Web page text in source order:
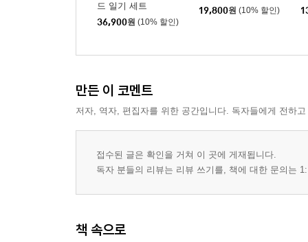
드 일기 세트
36,900원 (10% 할인)
19,800원 (10% 할인)
만든 이 코멘트
저자, 역자, 편집자를 위한 공간입니다. 독자들에게 전하
접수된 글은 확인을 거쳐 이 곳에 게재됩니다.
독자 분들의 리뷰는 리뷰 쓰기를, 책에 대한 문의는
책 속으로